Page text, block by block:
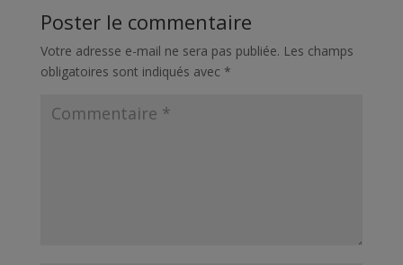
Poster le commentaire
Votre adresse e-mail ne sera pas publiée. Les champs
obligatoires sont indiqués avec *